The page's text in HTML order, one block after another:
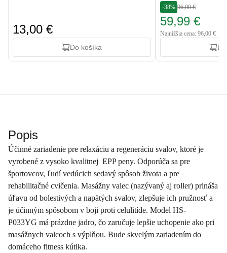
13,00 €
Do košíka
-38% 96,00 €
59,99 €
Najnižšia cena: 96,00 €
Popis
Účinné zariadenie pre relaxáciu a regeneráciu svalov, ktoré je
vyrobené z vysoko kvalitnej EPP peny. Odporúča sa pre
športovcov, ľudí vedúcich sedavý spôsob života a pre
rehabilitačné cvičenia. Masážny valec (nazývaný aj roller) prináša
úľavu od bolestivých a napätých svalov, zlepšuje ich pružnosť a
je účinným spôsobom v boji proti celulitíde. Model HS-
P033YG má prázdne jadro, čo zaručuje lepšie uchopenie ako pri
masážnych valcoch s výplňou. Bude skvelým zariadením do
domáceho fitness kútika.